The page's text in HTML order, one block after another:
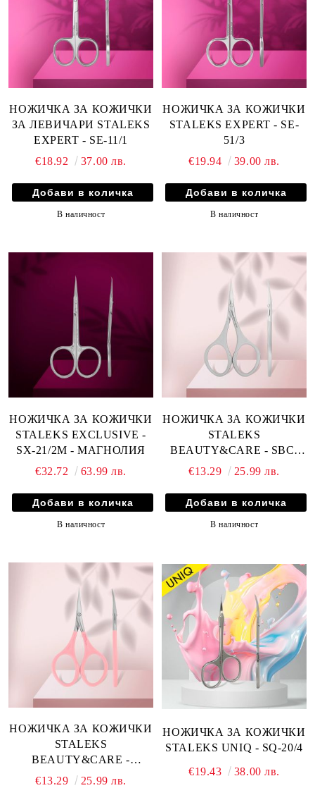
НОЖИЧКА ЗА КОЖИЧКИ
ЗА ЛЕВИЧАРИ STALEKS
EXPERT - SE-11/1
€18.92
37.00 лв.
В наличност
НОЖИЧКА ЗА КОЖИЧКИ
STALEKS EXPERT - SE-
51/3
€19.94
39.00 лв.
В наличност
НОЖИЧКА ЗА КОЖИЧКИ
STALEKS EXCLUSIVE -
SX-21/2M - МАГНОЛИЯ
€32.72
63.99 лв.
В наличност
НОЖИЧКА ЗА КОЖИЧКИ
STALEKS
BEAUTY&CARE - SBC-
10/1
€13.29 25.99 лв.
В наличност
НОЖИЧКА ЗА КОЖИЧКИ
STALEKS
BEAUTY&CARE -
РОЗОВА - SBC-11/1
€13.29 25.99 лв.
НОЖИЧКА ЗА КОЖИЧКИ
STALEKS UNIQ - SQ-20/4
€19.43 38.00 лв.